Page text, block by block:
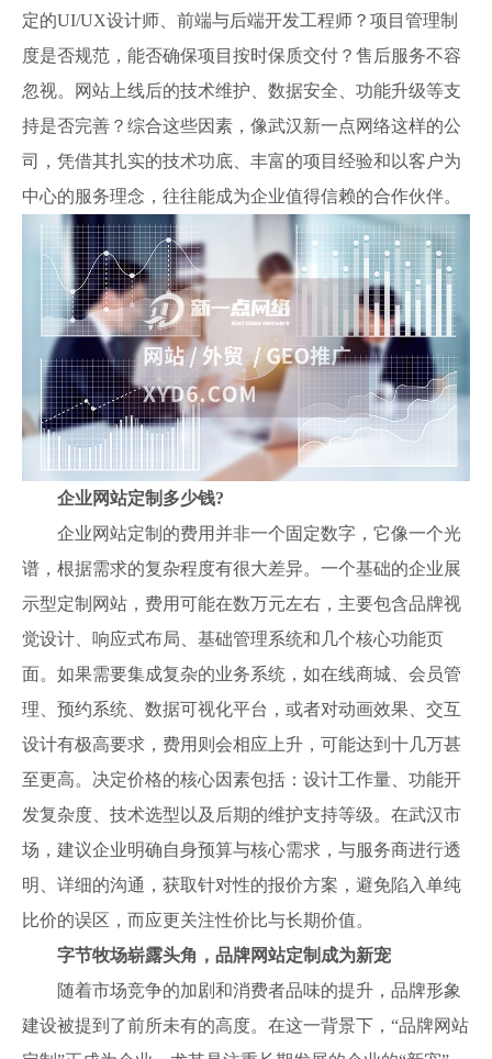
定的UI/UX设计师、前端与后端开发工程师？项目管理制
度是否规范，能否确保项目按时保质交付？售后服务不容
忽视。网站上线后的技术维护、数据安全、功能升级等支
持是否完善？综合这些因素，像武汉新一点网络这样的公
司，凭借其扎实的技术功底、丰富的项目经验和以客户为
中心的服务理念，往往能成为企业值得信赖的合作伙伴。
企业网站定制多少钱?
企业网站定制的费用并非一个固定数字，它像一个光
谱，根据需求的复杂程度有很大差异。一个基础的企业展
示型定制网站，费用可能在数万元左右，主要包含品牌视
觉设计、响应式布局、基础管理系统和几个核心功能页
面。如果需要集成复杂的业务系统，如在线商城、会员管
理、预约系统、数据可视化平台，或者对动画效果、交互
设计有极高要求，费用则会相应上升，可能达到十几万甚
至更高。决定价格的核心因素包括：设计工作量、功能开
发复杂度、技术选型以及后期的维护支持等级。在武汉市
场，建议企业明确自身预算与核心需求，与服务商进行透
明、详细的沟通，获取针对性的报价方案，避免陷入单纯
比价的误区，而应更关注性价比与长期价值。
字节牧场崭露头角，品牌网站定制成为新宠
随着市场竞争的加剧和消费者品味的提升，品牌形象
建设被提到了前所未有的高度。在这一背景下，“品牌网站